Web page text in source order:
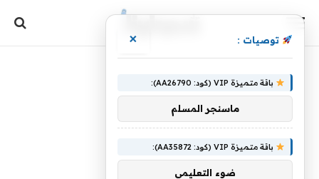
توصيات : ×
باقة متميزة VIP (كود: AA26790):
ماسنجر المسلم
باقة متميزة VIP (كود: AA35872):
ضوء التعليمي